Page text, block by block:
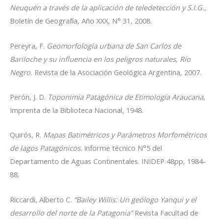
Neuquén a través de la aplicación de teledetección y S.I.G.,
Boletín de Geografía, Año XXX, N° 31, 2008.
Pereyra, F. Geomorfología urbana de San Carlos de
Bariloche y su influencia en los peligros naturales, Río
Negro. Revista de la Asociación Geológica Argentina, 2007.
Perón, J. D. Toponimia Patagónica de Etimología Araucana,
Imprenta de la Biblioteca Nacional, 1948.
Quirós, R. Mapas Batimétricos y Parámetros Morfométricos
de lagos Patagónicos. Informe técnico N°5 del
Departamento de Aguas Continentales. INIDEP 48pp, 1984-
88.
Riccardi, Alberto C. “Bailey Willis: Un geólogo Yanqui y el
desarrollo del norte de la Patagonia”Revista Facultad de